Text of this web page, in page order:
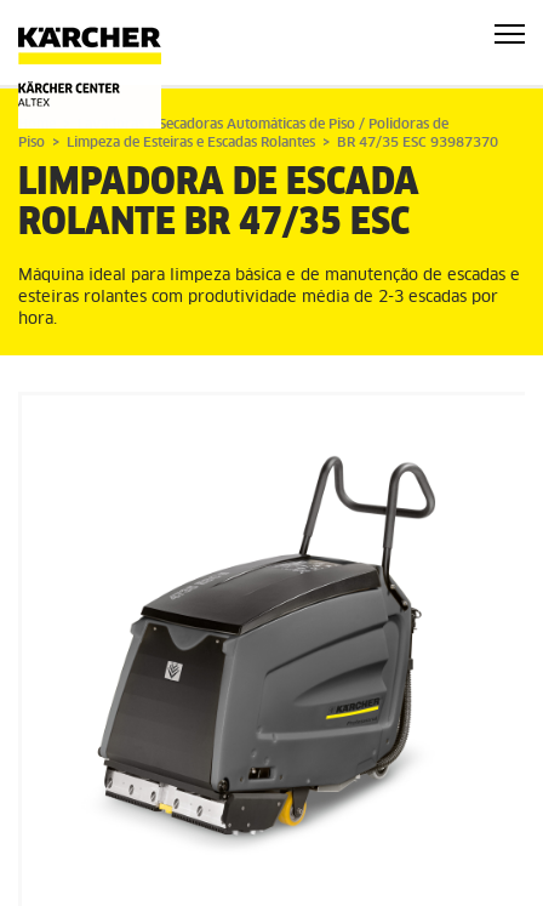
Lavadoras e Secadoras Automáticas de Piso / Polidoras de
Piso
Limpeza de Esteiras e Escadas Rolantes BR 47/35 ESC 93987370
LIMPADORA DE ESCADA
ROLANTE BR 47/35 ESC
Máquina ideal para limpeza básica e de manutenção de escadas e
esteiras rolantes com produtividade média de 2-3 escadas por
hora.